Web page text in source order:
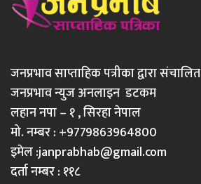
जनप्रभाव साप्ताहिक पत्रीका द्वारा संचालित
जनप्रभाव न्युज अनलाइन डटकम
लहान नपा – १ , सिरहा नेपाल
मो. नम्बर : +9779863964800
इमेल :janprabhab@gmail.com
दर्ता नम्बर : ११८